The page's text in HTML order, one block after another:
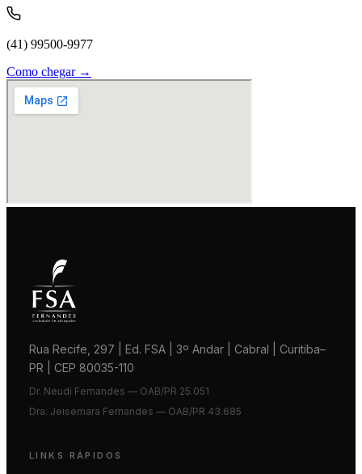
(41) 99500-9977
Como chegar →
Rua Recife, 297 | Ed. FSA | 3º Andar | Cabral | Curitiba–
PR | CEP 80035-110
Dr. Neudi Fernandes — OAB/PR 25.051
Dra. Jeisemara Fernandes — OAB/PR 43.685
LINKS RÁPIDOS